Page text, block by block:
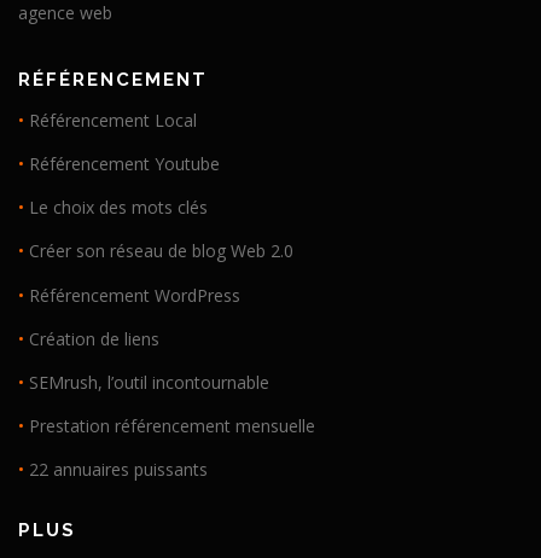
agence web
RÉFÉRENCEMENT
• Référencement Local
• Référencement Youtube
• Le choix des mots clés
• Créer son réseau de blog Web 2.0
• Référencement WordPress
• Création de liens
• SEMrush, l’outil incontournable
• Prestation référencement mensuelle
• 22 annuaires puissants
PLUS